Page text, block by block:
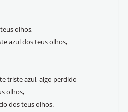
olhos,
azul dos teus olhos,
triste azul, algo perdido
olhos,
dos teus olhos.